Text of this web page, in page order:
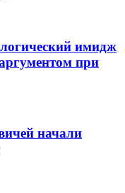
имидж
при
начали